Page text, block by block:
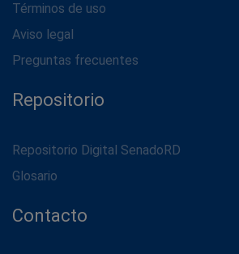
Términos de uso
Aviso legal
Preguntas frecuentes
Repositorio
Repositorio Digital SenadoRD
Glosario
Contacto